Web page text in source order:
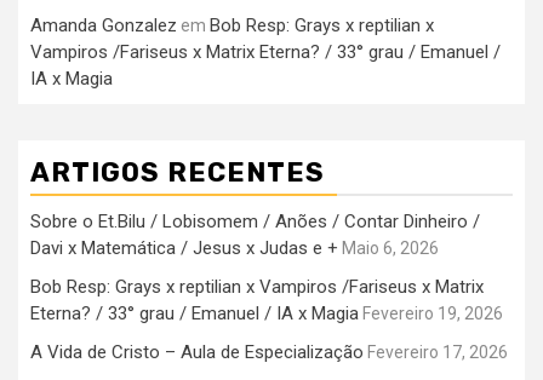
Amanda Gonzalez em Bob Resp: Grays x reptilian x
Vampiros /Fariseus x Matrix Eterna? / 33° grau / Emanuel /
IA x Magia
ARTIGOS RECENTES
Sobre o Et.Bilu / Lobisomem / Anões / Contar Dinheiro /
Davi x Matemática / Jesus x Judas e + Maio 6, 2026
Bob Resp: Grays x reptilian x Vampiros /Fariseus x Matrix
Eterna? / 33° grau / Emanuel / IA x Magia Fevereiro 19, 2026
A Vida de Cristo – Aula de Especialização Fevereiro 17, 2026